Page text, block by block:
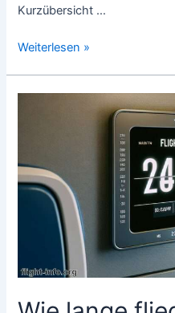
Kurzübersicht …
Wie
Weiterlesen »